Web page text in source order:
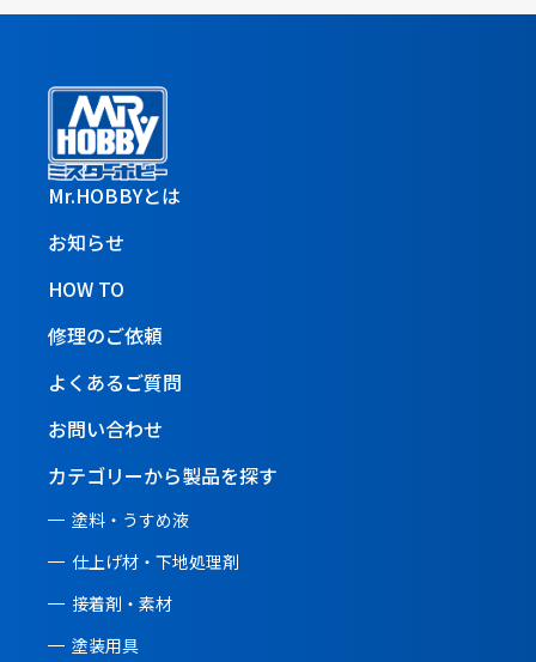
Mr.HOBBYとは
お知らせ
HOW TO
修理のご依頼
よくあるご質問
お問い合わせ
カテゴリーから製品を探す
塗料・うすめ液
仕上げ材・下地処理剤
接着剤・素材
塗装用具